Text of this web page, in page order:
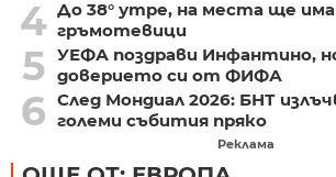
4 До 38° утре, на места ще
гръмотевици
5 УЕФА поздрави Инфантино,
доверието си от ФИФА
6 След Мондиал 2026: БНТ
големи събития пряко
Реклама